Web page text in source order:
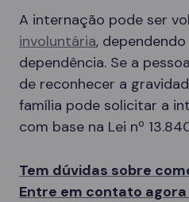
A internação pode ser
involuntária,
dependência. Se a
de reconhecer a
família pode solicitar a
com base na Lei nº
Tem dúvidas sobre
Entre em contato agora